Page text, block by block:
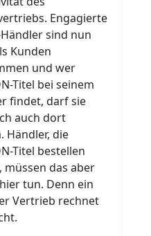
Engagierte
sind nun
Kunden
und wer
Titel bei seinem
findet, darf sie
auch dort
Händler, die
Titel bestellen
müssen das aber
tun. Denn ein
Vertrieb rechnet